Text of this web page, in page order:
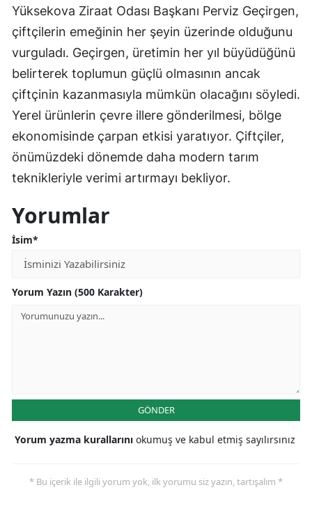
Yüksekova Ziraat Odası Başkanı Perviz Geçirgen,
çiftçilerin emeğinin her şeyin üzerinde olduğunu
vurguladı. Geçirgen, üretimin her yıl büyüdüğünü
belirterek toplumun güçlü olmasının ancak
çiftçinin kazanmasıyla mümkün olacağını söyledi.
Yerel ürünlerin çevre illere gönderilmesi, bölge
ekonomisinde çarpan etkisi yaratıyor. Çiftçiler,
önümüzdeki dönemde daha modern tarım
teknikleriyle verimi artırmayı bekliyor.
Yorumlar
İsim*
Yorum Yazın (500 Karakter)
GÖNDER
Yorum yazma kurallarını okumuş ve kabul etmiş sayılırsınız
* Bu içerik ile ilgili yorum yok, ilk yorumu siz yazın, tartışalım *